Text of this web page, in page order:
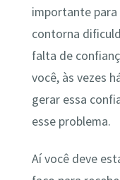
importante para
contorna
falta de
você, às vezes
gerar essa
esse problema.
Aí você deve